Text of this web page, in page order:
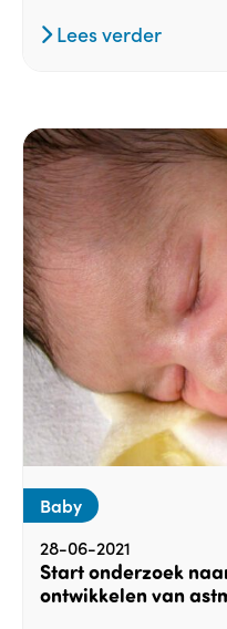
Lees verder
Baby
28-06-2021
Start onderzoek
ontwikkelen van